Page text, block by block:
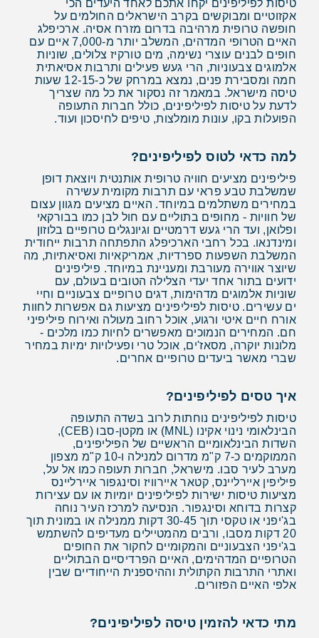
טיסות לפיליפינים יקחו אתכם לאחד היעדים הכי
אקזוטיים ומבוקשים בקרב הישראלים החולמים על
חופשה טרופית מרהיבה בדרום מזרח אסיה. ארכיפלג
האיים הטרופי המדהים, המשלב יותר מ-7,000 איים עם
חופים לבנים עוצרי נשימה, מים טורקיז צלולים, שוניות
אלמוגים צבעוניות, הרי געש פעילים ותרבות אסיאתית
חמה ומסבירת פנים, נמצא במרחק של כ-12-15 שעות
טיסה מישראל. במאמר זה נסקור את כל מה שצריך
לדעת על טיסות לפיליפינים, כולל חברות התעופה
הפועלות בקו, עונות מומלצות, טיפים לחיסכון ועוד.
למה כדאי לטוס לפיליפינים?
פיליפינים מציעים חוויה טרופית אותנטית ויוצאת דופן
שמשלבת טבע פראי עם תרבות מקומית עשירה
במחירים משתלמים במיוחד. האיים מציעים מגוון עצום
של חוויות - מחופים בתוליים עם חול לבן כמו בבורקאי
ופלואן, ועד הרי געש דרמטיים וגיונגלים טרופיים בלוזון
ומינדנאו. בכל רחבי הארכיפלג התפתחה תרבות ייחודית
המשלבת השפעות ספרדיות, אמריקאיות ואסיאתיות, מה
שיוצר אווירה מעורבת ומעניינת במיוחד. פיליפינים
ידועים בתור אחד יעדי הצלילה הטובים בעולם, עם
שוניות אלמוגים מדהימות, דגים טרופיים צבעוניים וחיי
ים עשירים. טיסות לפיליפינים מציעות גם אפשרות לחוות
אורח חיים איטי ורגוע, אוכל רחוב מעולה ואירוח פיליפיני
חם. המחירים הנמוכים מאפשרים לחיות כמו מלכים -
מלונות יוקרה, מסאז'ים, אוכל טרי ופעילויות ימיות במחיר
שברי מאשר ביעדים טרופיים אחרים.
איך טסים לפיליפינים?
טיסות לפיליפינים נוחתות לרוב בשדה התעופה
הבינלאומי נינוי אקינו (MNL) או מקטן-סבו (CEB),
השדות הבינלאומיים הראשיים של הפיליפינים,
הממוקמים כ-7 ק"מ מדרום למנילה ו-10 ק"מ מצפון
מערב לעיר סבו. מישראל, חברות תעופה כמו אל על,
פיליפין איירליינס, קטאר איירוויז וסינגפור איירליינס
מציעות טיסות ישירות לפיליפינים יומיות או עם עצירות
קצרות בדוחא וסינגפור. הנסיעה למרכז העיר נוחה
בג'יפני או טקסי תוך 30-45 דקות ממנילה או במונית תוך
20 דקות מסבו, ורבים מהמטיילים מעדיפים להשתמש
בג'יפני הצבעוניים והמקומיים לחקור את החופים
הטרופיים המדהימים, האיים הפרדיסיים הבתוליים
ואתרי התרבות הקתולית וההיספנית הייחודיים שבין
אלפי האיים הפזורים.
מתי כדאי להזמין טיסה לפיליפינים?